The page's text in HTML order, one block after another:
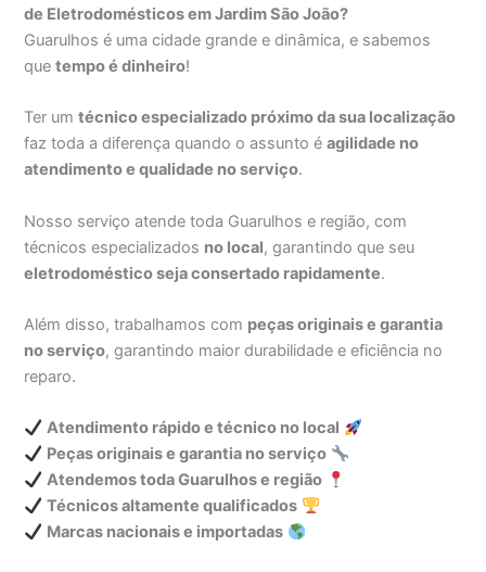
de Eletrodomésticos em Jardim São João?
Guarulhos é uma cidade grande e dinâmica, e sabemos
quetempo é dinheiro!
Ter umtécnico especializado próximo da sua localização
faz toda a diferença quando o assunto éagilidade no
atendimento e qualidade no serviço.
Nosso serviço atende toda Guarulhos e região, com
técnicos especializados no local, garantindo que seu
eletrodoméstico seja consertado rapidamente.
Além disso, trabalhamos com peças originais e garantia
no serviço, garantindo maior durabilidade e eficiência no
reparo.
Atendimento rápido e técnico no local
Peças originais e garantia no serviço
Atendemos toda Guarulhos e região
Técnicos altamente qualificados
Marcas nacionais e importadas